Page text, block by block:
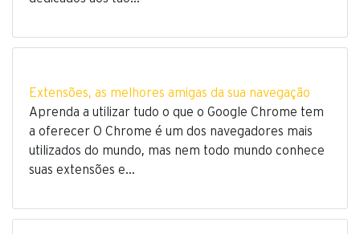
Extensões, as melhores amigas da sua navegação
Aprenda a utilizar tudo o que o Google Chrome tem
a oferecer O Chrome é um dos navegadores mais
utilizados do mundo, mas nem todo mundo conhece
suas extensões e…